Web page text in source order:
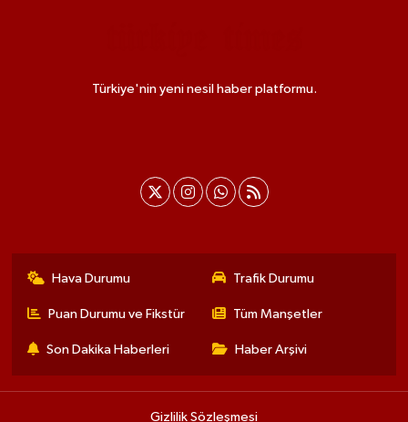
Türkiye'nin yeni nesil haber platformu.
Hava Durumu Trafik Durumu
Puan Durumu ve Fikstür Tüm Manşetler
Son Dakika Haberleri Haber Arşivi
Gizlilik Sözleşmesi